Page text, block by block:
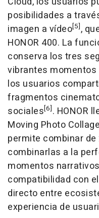
posibilidades a
imagen a vídeo[5],
HONOR 400. La
conserva los tres
vibrantes momentos
los usuarios
fragmentos
sociales[6] . HONOR
Moving Photo
permite combinar
combinarlas a la
momentos
compatibilidad con
directo entre
experiencia de